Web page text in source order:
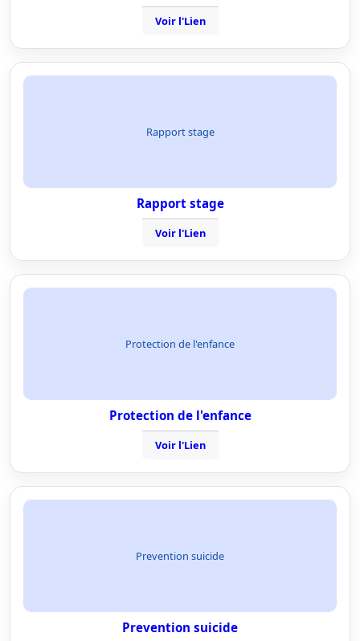
Voir l'Lien
Rapport stage
Rapport stage
Voir l'Lien
Protection de l'enfance
Protection de l'enfance
Voir l'Lien
Prevention suicide
Prevention suicide